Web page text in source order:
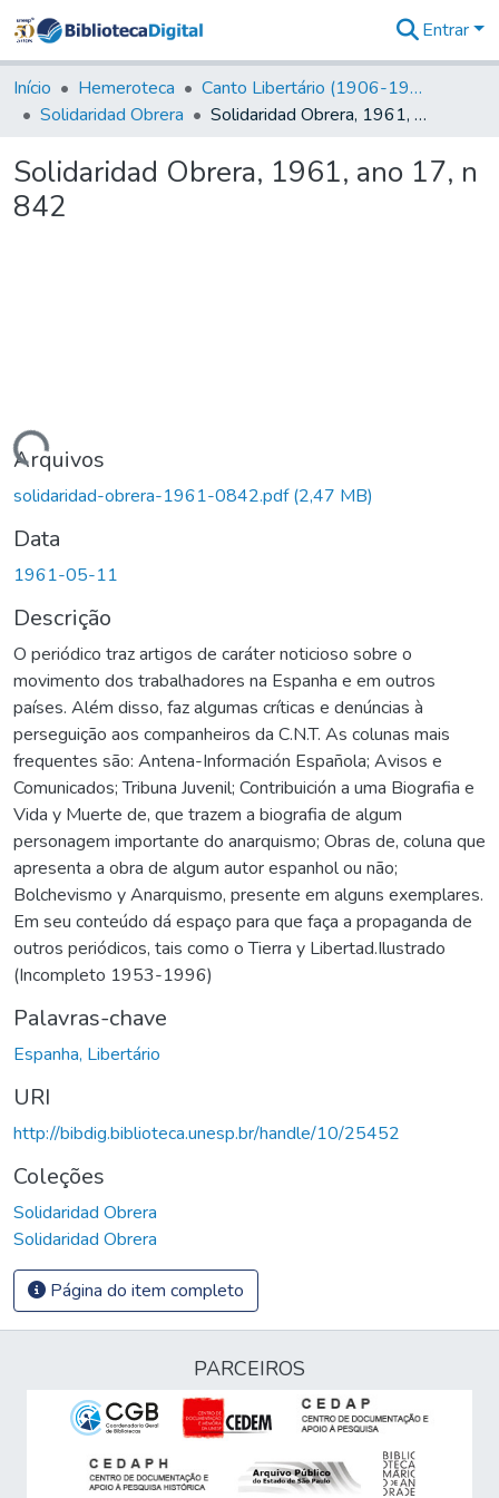
&
Coleções
Tudo na
Digital
Entrar
Início Hemeroteca
Canto Libertário (1906-1995)
Solidaridad Obrera
Solidaridad Obrera, 1961, ano 17, n 842
Solidaridad Obrera, 1961, ano 17, n
842
Arquivos
solidaridad-obrera-1961-0842.pdf(2,47 MB)
Data
1961-05-11
Descrição
O periódico traz artigos de caráter noticioso sobre o
movimento dos trabalhadores na Espanha e em outros
países. Além disso, faz algumas críticas e denúncias à
perseguição aos companheiros da C.N.T. As colunas mais
frequentes são: Antena-Información Española; Avisos e
Comunicados; Tribuna Juvenil; Contribuición a uma Biografia e
Vida y Muerte de, que trazem a biografia de algum
personagem importante do anarquismo; Obras de, coluna que
apresenta a obra de algum autor espanhol ou não;
Bolchevismo y Anarquismo, presente em alguns exemplares.
Em seu conteúdo dá espaço para que faça a propaganda de
outros periódicos, tais como o Tierra y Libertad.Ilustrado
(Incompleto 1953-1996)
Palavras-chave
Espanha, Libertário
URI
http://bibdig.biblioteca.unesp.br/handle/10/25452
Coleções
Solidaridad Obrera
Solidaridad Obrera
Página do item completo
PARCEIROS